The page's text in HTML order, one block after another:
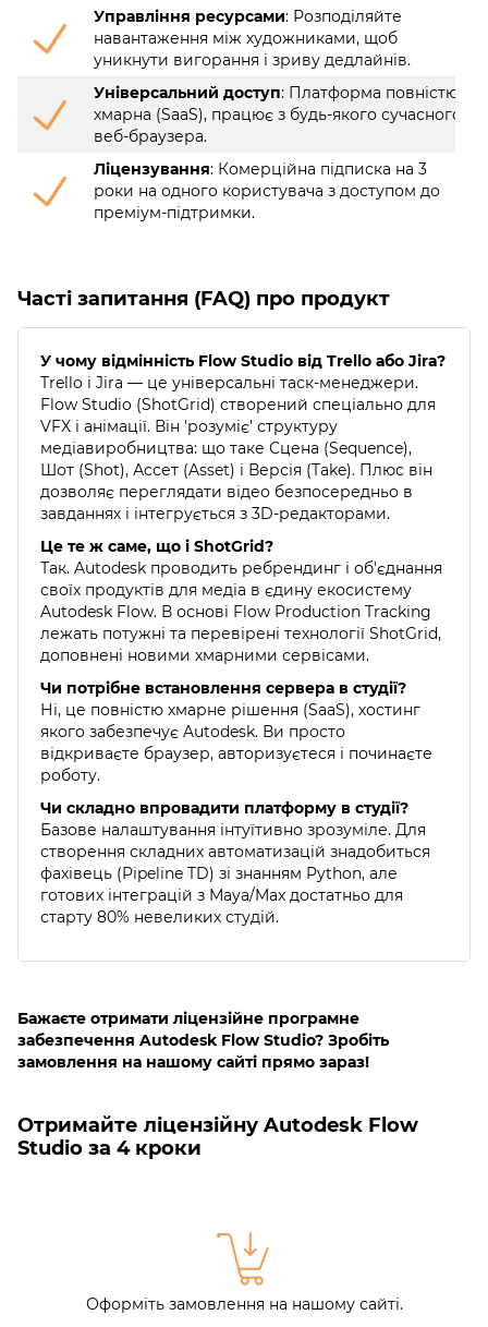
Управління ресурсами: Розподіляйте
навантаження між художниками, щоб
уникнути вигорання і зриву дедлайнів.
Універсальний доступ: Платформа повністю
хмарна (SaaS), працює з будь-якого сучасного
веб-браузера.
Ліцензування: Комерційна підписка на 3
роки на одного користувача з доступом до
преміум-підтримки.
Часті запитання (FAQ) про продукт
У чому відмінність Flow Studio від Trello або Jira?
Trello і Jira — це універсальні таск-менеджери.
Flow Studio (ShotGrid) створений спеціально для
VFX і анімації. Він 'розуміє' структуру
медіавиробництва: що таке Сцена (Sequence),
Шот (Shot), Ассет (Asset) і Версія (Take). Плюс він
дозволяє переглядати відео безпосередньо в
завданнях і інтегрується з 3D-редакторами.
Це те ж саме, що і ShotGrid?
Так. Autodesk проводить ребрендинг і об'єднання
своїх продуктів для медіа в єдину екосистему
Autodesk Flow. В основі Flow Production Tracking
лежать потужні та перевірені технології ShotGrid,
доповнені новими хмарними сервісами.
Чи потрібне встановлення сервера в студії?
Ні, це повністю хмарне рішення (SaaS), хостинг
якого забезпечує Autodesk. Ви просто
відкриваєте браузер, авторизуєтеся і починаєте
роботу.
Чи складно впровадити платформу в студії?
Базове налаштування інтуїтивно зрозуміле. Для
створення складних автоматизацій знадобиться
фахівець (Pipeline TD) зі знанням Python, але
готових інтеграцій з Maya/Max достатньо для
старту 80% невеликих студій.
Бажаєте отримати ліцензійне програмне
забезпечення Autodesk Flow Studio? Зробіть
замовлення на нашому сайті прямо зараз!
Отримайте ліцензійну Autodesk Flow
Studio за 4 кроки
Оформіть замовлення на нашому сайті.